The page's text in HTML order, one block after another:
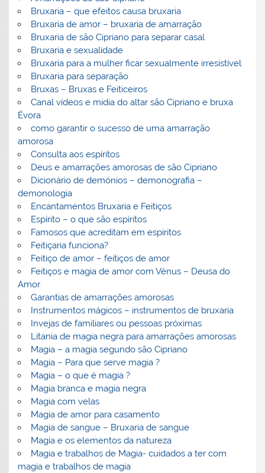
Bruxaria – que efeitos causa bruxaria
Bruxaria de amor – bruxaria de amarração
Bruxaria de são Cipriano para separar casal
Bruxaria e sexualidade
Bruxaria para a mulher ficar sexualmente irresistível
Bruxaria para separação
Bruxas – Bruxas e Feiticeiros
Canal vídeos e midia do altar são Cipriano e bruxa
Évora
como garantir o sucesso de uma amarração
amorosa
Consulta aos espíritos
Deus e amarrações amorosas de são Cipriano
Dicionário de demónios – demonografia –
demonologia
Encantamentos Bruxaria e Feitiços
Espírito – o que são espíritos
Famosos que acreditam em espíritos
Feitiçaria funciona?
Feitiço de amor – feitiços de amor
Feitiços e magia de amor com Vénus – Deusa do
Amor
Garantias de amarrações amorosas
Instrumentos mágicos – instrumentos de bruxaria
Invejas de familiares ou pessoas próximas
Litania de magia negra para amarrações amorosas
Magia – a magia segundo são Cipriano
Magia – Para que serve magia ?
Magia – o que é magia ?
Magia branca e magia negra
Magia com velas
Magia de amor para casamento
Magia de sangue – Bruxaria de sangue
Magia e os elementos da natureza
Magia e trabalhos de Magia- cuidados a ter com
magia e trabalhos de magia